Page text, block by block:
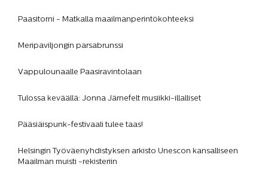
Paasitorni - Matkalla maailmanperintökohteeksi
Meripaviljongin parsabrunssi
Vappulounaalle Paasiravintolaan
Tulossa keväällä: Jonna Järnefelt musiikki-illalliset
Pääsiäispunk-festivaali tulee taas!
Helsingin Työväenyhdistyksen arkisto Unescon kansalliseen
Maailman muisti -rekisteriin